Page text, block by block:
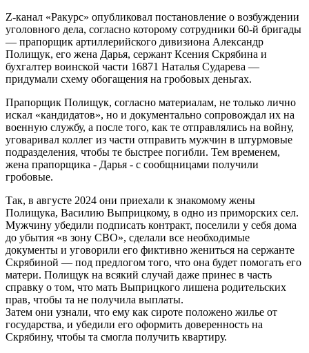
Z-канал «Ракурс» опубликовал постановление о возбуждении
уголовного дела, согласно которому сотрудники 60-й бригады
— прапорщик артиллерийского дивизиона Александр
Полищук, его жена Дарья, сержант Ксения Скрябина и
бухгалтер воинской части 16871 Наталья Сударева —
придумали схему обогащения на гробовых деньгах.
Прапорщик Полищук, согласно материалам, не только лично
искал «кандидатов», но и документально сопровождал их на
военную службу, а после того, как те отправлялись на войну,
уговаривал коллег из части отправить мужчин в штурмовые
подразделения, чтобы те быстрее погибли. Тем временем,
жена прапорщика - Дарья - с сообщницами получили
гробовые.
Так, в августе 2024 они приехали к знакомому жены
Полищука, Василию Выприцкому, в одно из приморских сел.
Мужчину убедили подписать контракт, поселили у себя дома
до убытия «в зону СВО», сделали все необходимые
документы и уговорили его фиктивно жениться на сержанте
Скрябиной — под предлогом того, что она будет помогать его
матери. Полищук на всякий случай даже принес в часть
справку о том, что мать Выприцкого лишена родительских
прав, чтобы та не получила выплаты.
Затем они узнали, что ему как сироте положено жилье от
государства, и убедили его оформить доверенность на
Скрябину, чтобы та смогла получить квартиру.